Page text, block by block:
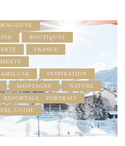
BOUTIQUES
FRANCE
INSPIRATION
MONTAGNE
NATURE
REPORTAGE - PORTRAIT
GUIDE